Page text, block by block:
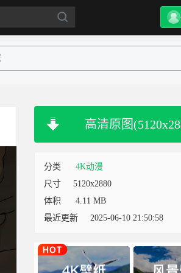
高清原图
分类
4K动漫
尺寸
5120x2880
体积
4.11 MB
最近更新
2025-06-10 21:50:58